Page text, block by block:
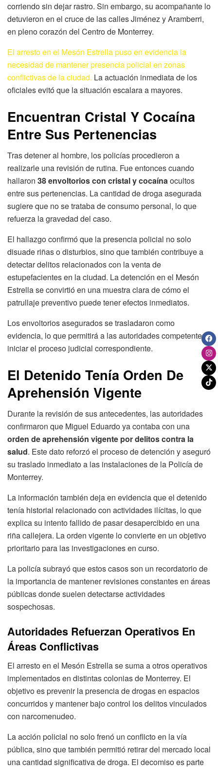
corriendo sin dejar rastro. Sin embargo, su acompañante lo
detuvieron en el cruce de las calles Jiménez y Aramberri,
en pleno corazón del Centro de Monterrey.
El arresto en el Mesón Estrella puso en evidencia la
necesidad de mantener presencia policial en zonas
conflictivas de la ciudad. La actuación inmediata de los
oficiales evitó que la situación escalara a mayores.
Encuentran Cristal Y Cocaína
Entre Sus Pertenencias
Tras detener al hombre, los policías procedieron a
realizarle una revisión de rutina. Fue entonces cuando
hallaron 38 envoltorios con cristal y cocaínaocultos
entre sus pertenencias. La cantidad de droga asegurada
sugiere que no se trataba de consumo personal, lo que
refuerza la gravedad del caso.
El hallazgo confirmó que la presencia policial no solo
disuade riñas o disturbios, sino que también contribuye a
detectar delitos relacionados con la venta de
estupefacientes en la ciudad. La detención en el Mesón
Estrella se convirtió en una muestra clara de cómo el
patrullaje preventivo puede tener efectos inmediatos.
Los envoltorios asegurados se trasladaron como
evidencia, lo que permitirá a las autoridades competentes
iniciar el proceso judicial correspondiente.
El Detenido Tenía Orden De
Aprehensión Vigente
Durante la revisión de sus antecedentes, las autoridades
confirmaron que Miguel Eduardo ya contaba con una
orden de aprehensión vigente por delitos contra la
salud. Este dato reforzó el proceso de detención y aseguró
su traslado inmediato a las instalaciones de la Policía de
Monterrey.
La información también deja en evidencia que el detenido
tenía historial relacionado con actividades ilícitas, lo que
explica su intento fallido de pasar desapercibido en una
riña callejera. La orden vigente lo convierte en un objetivo
prioritario para las investigaciones en curso.
La policía subrayó que estos casos son un recordatorio de
la importancia de mantener revisiones constantes en áreas
públicas donde suelen detectarse actividades
sospechosas.
Autoridades Refuerzan Operativos En
Áreas Conflictivas
El arresto en el Mesón Estrella se suma a otros operativos
implementados en distintas colonias de Monterrey. El
objetivo es prevenir la presencia de drogas en espacios
concurridos y mantener bajo control los delitos vinculados
con narcomenudeo.
La acción policial no solo frenó un conflicto en la vía
pública, sino que también permitió retirar del mercado local
una cantidad significativa de droga. El decomiso es parte